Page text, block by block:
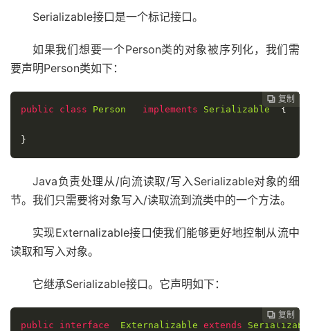
Serializable接口是一个标记接口。
如果我们想要一个Person类的对象被序列化，我们需
要声明Person类如下：
 复制
 复制
 复制
 复制
 复制
 复制
 复制
 复制
 复制
 复制
 复制
 复制
 复制
 复制
 复制
 复制
public
class Person implements Serializable {
}
Java负责处理从/向流读取/写入Serializable对象的细
节。我们只需要将对象写入/读取流到流类中的一个方法。
实现Externalizable接口使我们能够更好地控制从流中
读取和写入对象。
它继承Serializable接口。它声明如下：
 复制
 复制
 复制
 复制
 复制
 复制
 复制
 复制
 复制
 复制
 复制
 复制
 复制
 复制
 复制
public
interface Externalizable extends